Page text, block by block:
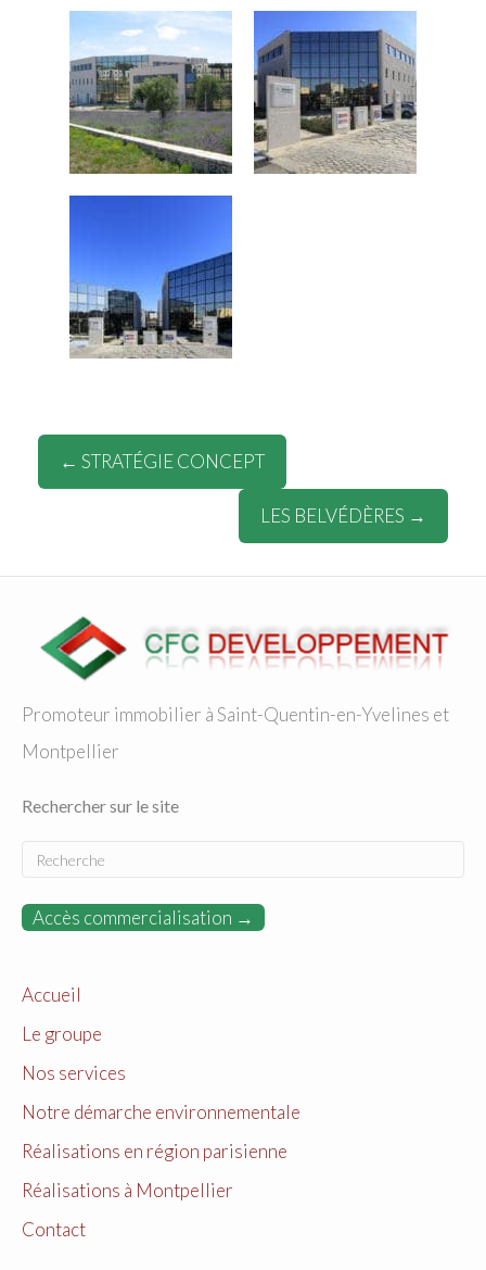
← STRATÉGIE CONCEPT
LES BELVÉDÈRES →
Promoteur immobilier à Saint-Quentin-en-Yvelines et
Montpellier
Rechercher sur le site
Accès commercialisation →
Accueil
Le groupe
Nos services
Notre démarche environnementale
Réalisations en région parisienne
Réalisations à Montpellier
Contact